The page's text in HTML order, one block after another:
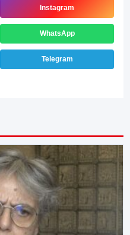
Instagram
WhatsApp
Telegram